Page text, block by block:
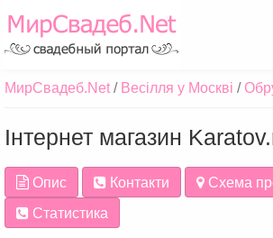
МирСвадеб.Net Весілля у Москві
Інтернет магазин
Опис Контакти
Схема
Статистика